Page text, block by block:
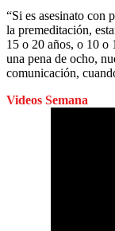
“Si es asesinato con
la premeditación,
15 o 20 años, o 10 o
una pena de ocho,
comunicación,
Videos Semana